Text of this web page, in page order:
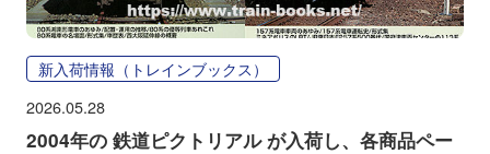
新入荷情報（トレインブックス）
2026.05.28
2004年の 鉄道ピクトリアル が入荷し、各商品ペー